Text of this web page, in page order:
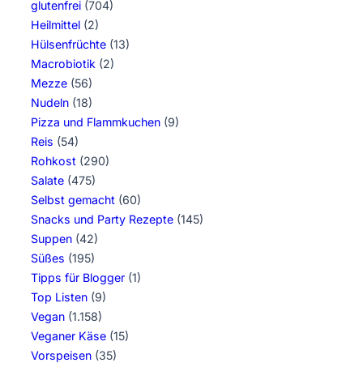
glutenfrei (704)
Heilmittel (2)
Hülsenfrüchte (13)
Macrobiotik (2)
Mezze (56)
Nudeln (18)
Pizza und Flammkuchen (9)
Reis (54)
Rohkost (290)
Salate (475)
Selbst gemacht (60)
Snacks und Party Rezepte (145)
Suppen (42)
Süßes (195)
Tipps für Blogger (1)
Top Listen (9)
Vegan (1.158)
Veganer Käse (15)
Vorspeisen (35)